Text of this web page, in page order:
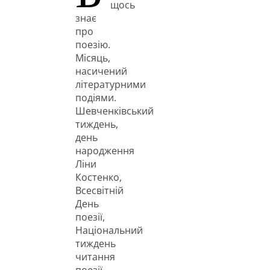
щось
знає
про
поезію.
Місяць,
насичений
літературними
подіями.
Шевченківський
тиждень,
день
народження
Ліни
Костенко,
Всесвітній
День
поезії,
Національний
тиждень
читання